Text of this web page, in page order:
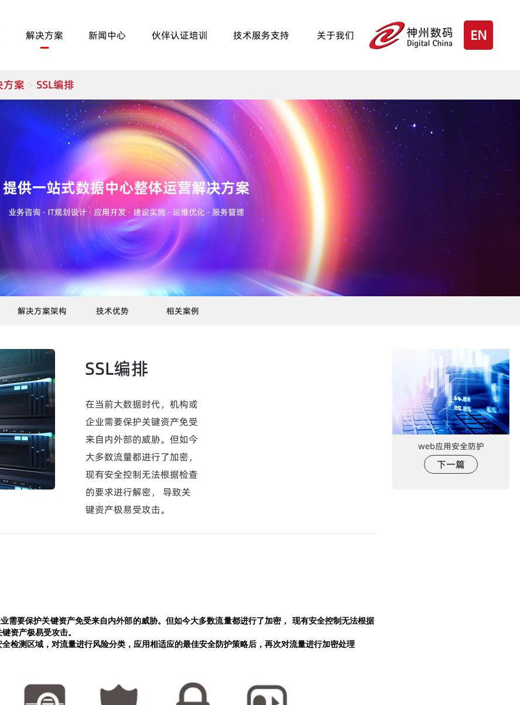
解决方案 新闻中心 伙伴认证培训 技术服务支持 关于我们 EN
方案 > SSL编排
解决方案架构 技术优势 相关案例
SSL编排
在当前大数据时代，机构或
企业需要保护关键资产免受
来自内外部的威胁。但如今
大多数流量都进行了加密，
现有安全控制无法根据检查
的要求进行解密， 导致关
键资产极易受攻击。
web应用安全防护
下一篇
需要保护关键资产免受来自内外部的威胁。但如今大多数流量都进行了加密，
现有安全控制无法根据
资产极易受攻击。
检测区域，对流量进行风险分类，应用相适应的最佳安全防护策略后，再次对流量进行加密处理